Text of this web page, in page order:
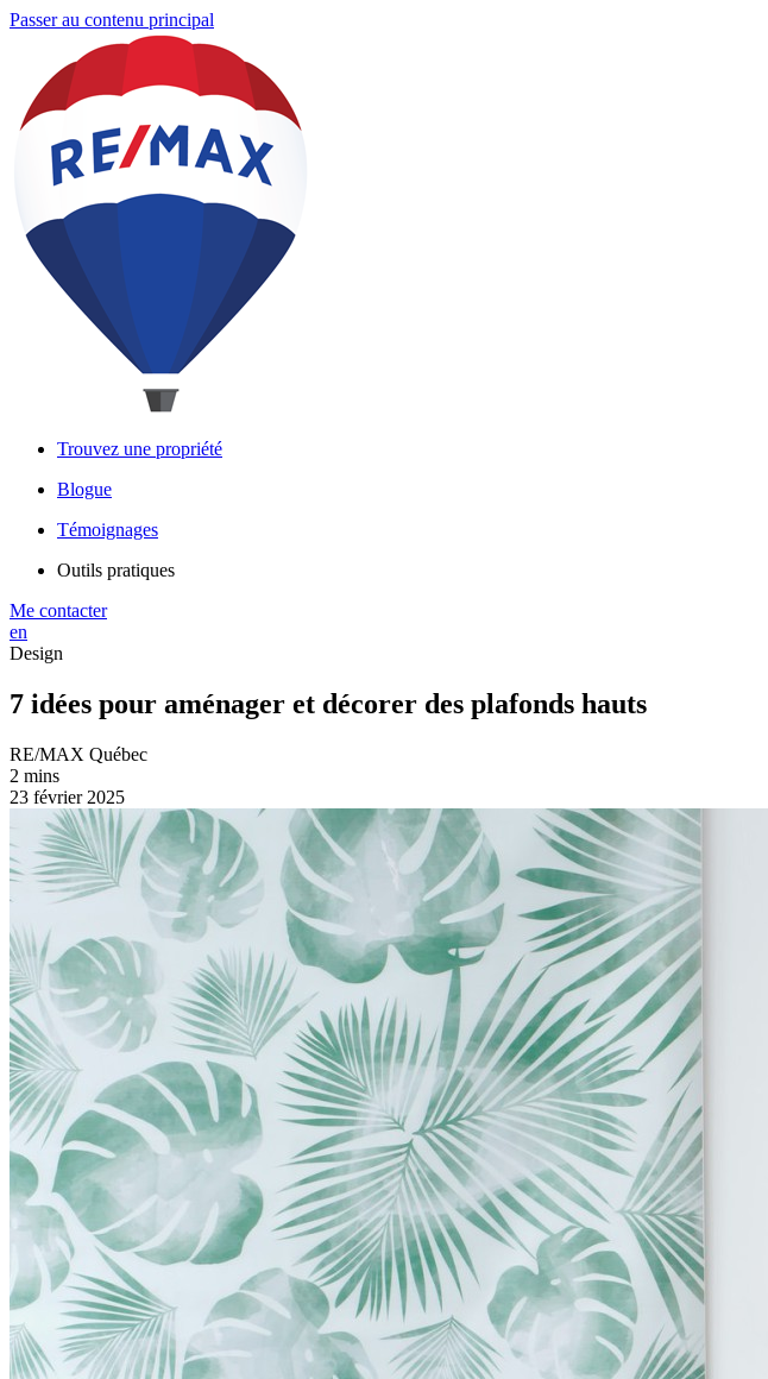
Passer au contenu principal
Trouvez une propriété
Blogue
Témoignages
Outils pratiques
Me contacter
en
Design
7 idées pour aménager et décorer des plafonds hauts
RE/MAX Québec
2 mins
23 février 2025